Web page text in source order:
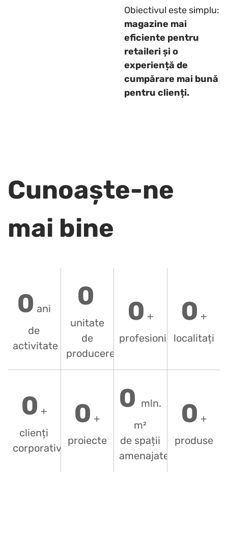
Obiectivul este simplu:
magazine mai
eficiente pentru
retaileri și o
experiență de
cumpărare mai bună
pentru clienți.
Cunoaște-ne
mai bine
0 ani
de
activitate
0
unitate
de
producere
0 +
profesioniști
0 +
localitați
0 +
clienți
corporativi
0 +
proiecte
0 mln.
m²
de spații
amenajate
0 +
produse